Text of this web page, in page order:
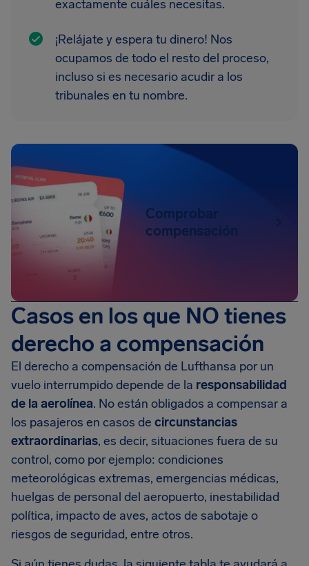
exactamente cuáles necesitas.
¡Relájate y espera tu dinero! Nos
ocupamos de todo el resto del proceso,
incluso si es necesario acudir a los
tribunales en tu nombre.
Comprobar
compensación
Casos en los que NO tienes
derecho a compensación
El derecho a compensación de Lufthansa por un
vuelo interrumpido depende de la responsabilidad
de la aerolínea. No están obligados a compensar a
los pasajeros en casos de circunstancias
extraordinarias, es decir, situaciones fuera de su
control, como por ejemplo: condiciones
meteorológicas extremas, emergencias médicas,
huelgas de personal del aeropuerto, inestabilidad
política, impacto de aves, actos de sabotaje o
riesgos de seguridad, entre otros.